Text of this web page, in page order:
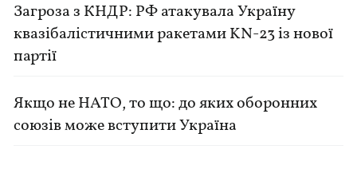
Загроза з КНДР: РФ атакувала Україну
квазібалістичними ракетами KN-23 із нової
партії
Якщо не НАТО, то що: до яких оборонних
союзів може вступити Україна